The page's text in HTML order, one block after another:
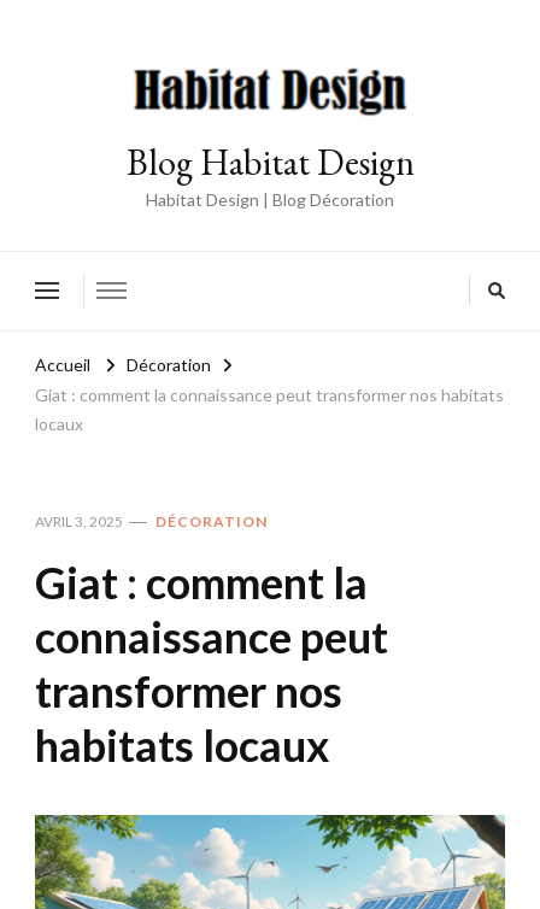
Blog Habitat Design
Habitat Design | Blog Décoration
Accueil
Décoration
Giat : comment la connaissance peut transformer nos habitats
locaux
AVRIL 3, 2025 DÉCORATION
Giat : comment la
connaissance peut
transformer nos
habitats locaux